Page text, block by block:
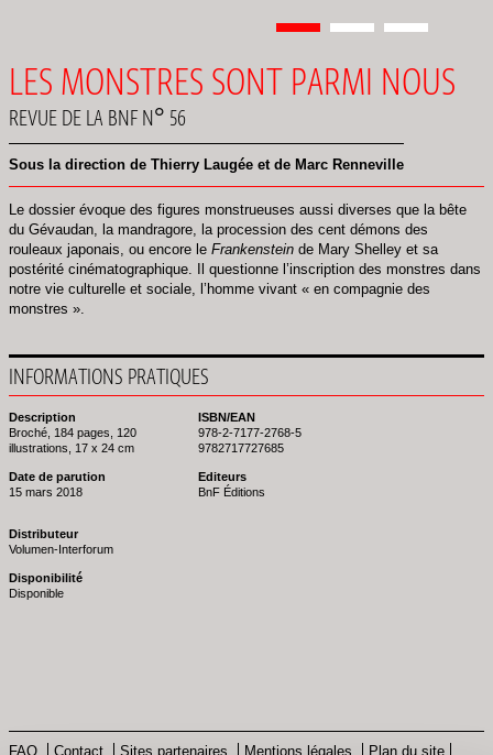
Pagination
Page
1 Page
2 Page
3
LES MONSTRES SONT PARMI NOUS
REVUE DE LA BNF N° 56
Sous la direction de Thierry Laugée et de Marc Renneville
Le dossier évoque des figures monstrueuses aussi diverses que la bête
du Gévaudan, la mandragore, la procession des cent démons des
rouleaux japonais, ou encore le Frankenstein de Mary Shelley et sa
postérité cinématographique. Il questionne l’inscription des monstres dans
notre vie culturelle et sociale, l’homme vivant « en compagnie des
monstres ».
INFORMATIONS PRATIQUES
Description
Broché, 184 pages, 120
illustrations, 17 x 24 cm
Date de parution
15 mars 2018
ISBN/EAN
978-2-7177-2768-5
9782717727685
Editeurs
BnF Éditions
Distributeur
Volumen-Interforum
Disponibilité
Disponible
FAQ Contact Sites partenaires Mentions légales Plan du site